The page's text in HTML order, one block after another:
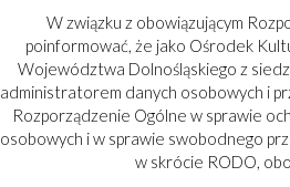
W związku z obowiązującym
poinformować, że jako Ośrodek
Województwa Dolnośląskiego z
administratorem danych osobowych i
Rozporządzenie Ogólne w sprawie
osobowych i w sprawie swobodnego
w skrócie RODO,